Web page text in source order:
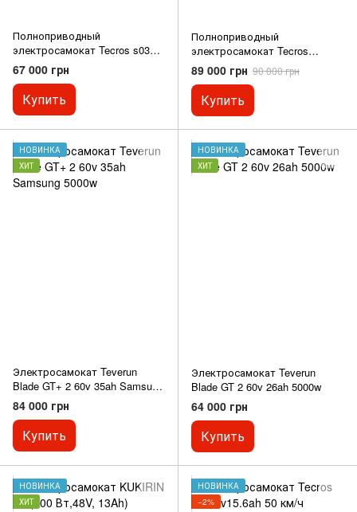
Полноприводный
электросамокат Tecros s03
Samsung 40Ah 2025г
67 000 грн
Купить
Полноприводный
электросамокат Tecros
Limousine 8000w 60v 60ah
Prismatic
89 000 грн 90 000 грн
Купить
НОВИНКА
ХИТ
Электросамокат Teverun
Blade GT+ 2 60v 35ah Samsung
5000w
84 000 грн
Купить
НОВИНКА
ХИТ
Электросамокат Teverun
Blade GT 2 60v 26ah 5000w
64 000 грн
Купить
НОВИНКА
ХИТ
НОВИНКА
−2%